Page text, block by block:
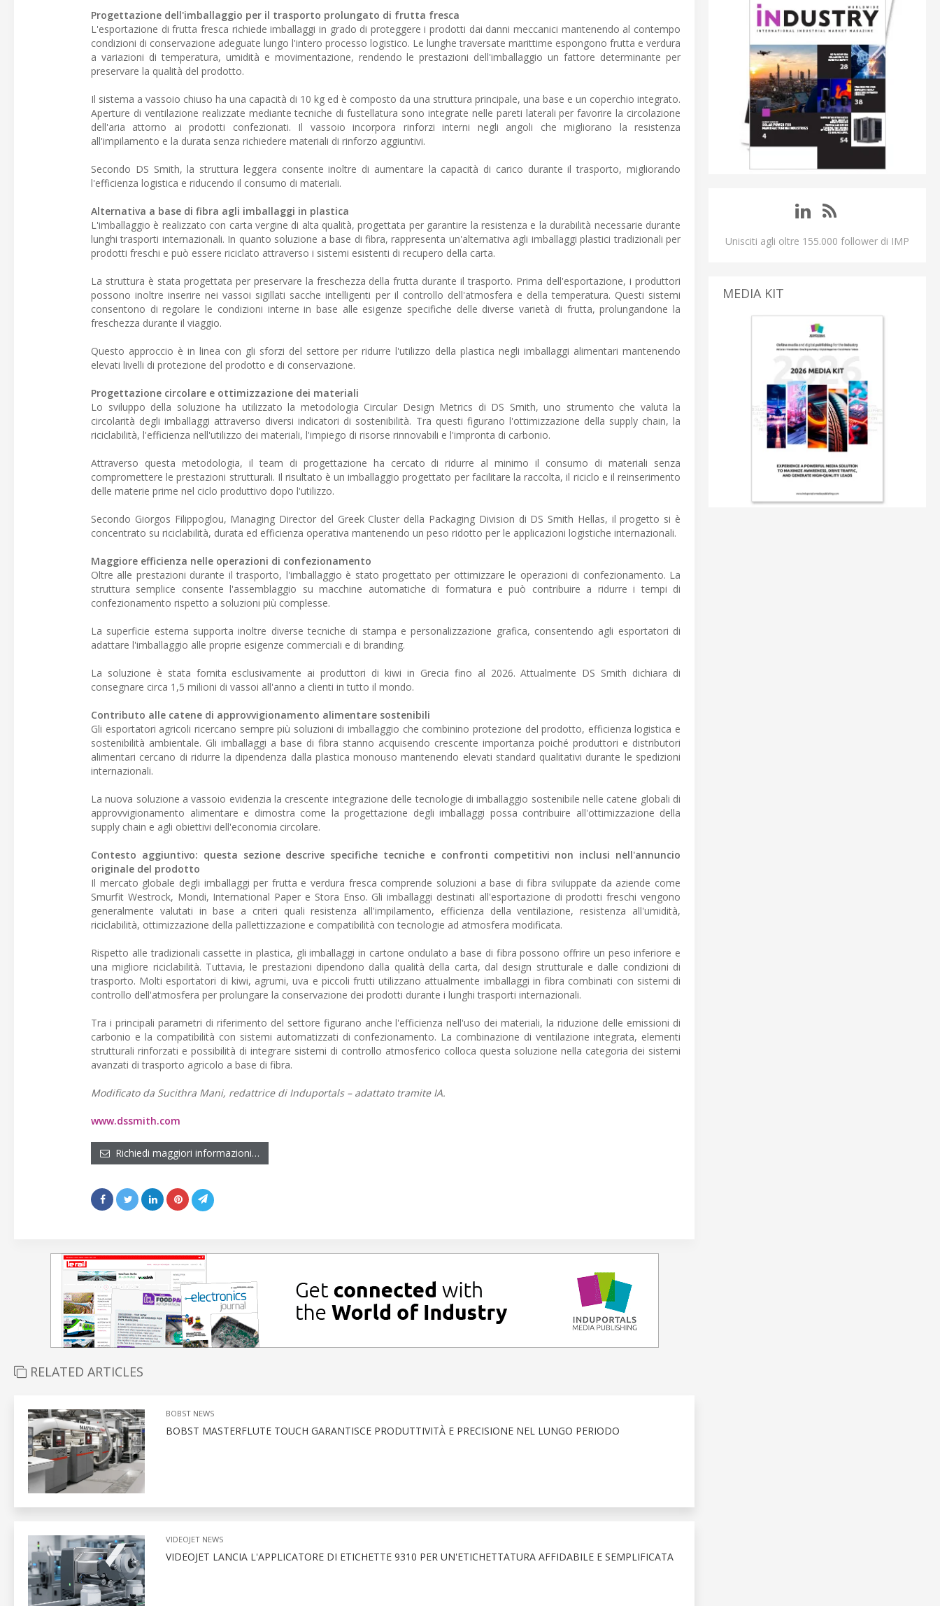
Progettazione dell'imballaggio per il trasporto prolungato di frutta fresca
L'esportazione di frutta fresca richiede imballaggi in grado di proteggere i prodotti dai danni meccanici mantenendo al contempo
condizioni di conservazione adeguate lungo l'intero processo logistico. Le lunghe traversate marittime espongono frutta e verdura
a variazioni di temperatura, umidità e movimentazione, rendendo le prestazioni dell'imballaggio un fattore determinante per
preservare la qualità del prodotto.
Il sistema a vassoio chiuso ha una capacità di 10 kg ed è composto da una struttura principale, una base e un coperchio integrato.
Aperture di ventilazione realizzate mediante tecniche di fustellatura sono integrate nelle pareti laterali per favorire la circolazione
dell'aria attorno ai prodotti confezionati. Il vassoio incorpora rinforzi interni negli angoli che migliorano la resistenza
all'impilamento e la durata senza richiedere materiali di rinforzo aggiuntivi.
Secondo DS Smith, la struttura leggera consente inoltre di aumentare la capacità di carico durante il trasporto, migliorando
l'efficienza logistica e riducendo il consumo di materiali.
Alternativa a base di fibra agli imballaggi in plastica
L'imballaggio è realizzato con carta vergine di alta qualità, progettata per garantire la resistenza e la durabilità necessarie durante
lunghi trasporti internazionali. In quanto soluzione a base di fibra, rappresenta un'alternativa agli imballaggi plastici tradizionali per
prodotti freschi e può essere riciclato attraverso i sistemi esistenti di recupero della carta.
La struttura è stata progettata per preservare la freschezza della frutta durante il trasporto. Prima dell'esportazione, i produttori
possono inoltre inserire nei vassoi sigillati sacche intelligenti per il controllo dell'atmosfera e della temperatura. Questi sistemi
consentono di regolare le condizioni interne in base alle esigenze specifiche delle diverse varietà di frutta, prolungandone la
freschezza durante il viaggio.
Questo approccio è in linea con gli sforzi del settore per ridurre l'utilizzo della plastica negli imballaggi alimentari mantenendo
elevati livelli di protezione del prodotto e di conservazione.
Progettazione circolare e ottimizzazione dei materiali
Lo sviluppo della soluzione ha utilizzato la metodologia Circular Design Metrics di DS Smith, uno strumento che valuta la
circolarità degli imballaggi attraverso diversi indicatori di sostenibilità. Tra questi figurano l'ottimizzazione della supply chain, la
riciclabilità, l'efficienza nell'utilizzo dei materiali, l'impiego di risorse rinnovabili e l'impronta di carbonio.
Attraverso questa metodologia, il team di progettazione ha cercato di ridurre al minimo il consumo di materiali senza
compromettere le prestazioni strutturali. Il risultato è un imballaggio progettato per facilitare la raccolta, il riciclo e il reinserimento
delle materie prime nel ciclo produttivo dopo l'utilizzo.
Secondo Giorgos Filippoglou, Managing Director del Greek Cluster della Packaging Division di DS Smith Hellas, il progetto si è
concentrato su riciclabilità, durata ed efficienza operativa mantenendo un peso ridotto per le applicazioni logistiche internazionali.
Maggiore efficienza nelle operazioni di confezionamento
Oltre alle prestazioni durante il trasporto, l'imballaggio è stato progettato per ottimizzare le operazioni di confezionamento. La
struttura semplice consente l'assemblaggio su macchine automatiche di formatura e può contribuire a ridurre i tempi di
confezionamento rispetto a soluzioni più complesse.
La superficie esterna supporta inoltre diverse tecniche di stampa e personalizzazione grafica, consentendo agli esportatori di
adattare l'imballaggio alle proprie esigenze commerciali e di branding.
La soluzione è stata fornita esclusivamente ai produttori di kiwi in Grecia fino al 2026. Attualmente DS Smith dichiara di
consegnare circa 1,5 milioni di vassoi all'anno a clienti in tutto il mondo.
Contributo alle catene di approvvigionamento alimentare sostenibili
Gli esportatori agricoli ricercano sempre più soluzioni di imballaggio che combinino protezione del prodotto, efficienza logistica e
sostenibilità ambientale. Gli imballaggi a base di fibra stanno acquisendo crescente importanza poiché produttori e distributori
alimentari cercano di ridurre la dipendenza dalla plastica monouso mantenendo elevati standard qualitativi durante le spedizioni
internazionali.
La nuova soluzione a vassoio evidenzia la crescente integrazione delle tecnologie di imballaggio sostenibile nelle catene globali di
approvvigionamento alimentare e dimostra come la progettazione degli imballaggi possa contribuire all'ottimizzazione della
supply chain e agli obiettivi dell'economia circolare.
Contesto aggiuntivo: questa sezione descrive specifiche tecniche e confronti competitivi non inclusi nell'annuncio
originale del prodotto
Il mercato globale degli imballaggi per frutta e verdura fresca comprende soluzioni a base di fibra sviluppate da aziende come
Smurfit Westrock, Mondi, International Paper e Stora Enso. Gli imballaggi destinati all'esportazione di prodotti freschi vengono
generalmente valutati in base a criteri quali resistenza all'impilamento, efficienza della ventilazione, resistenza all'umidità,
riciclabilità, ottimizzazione della pallettizzazione e compatibilità con tecnologie ad atmosfera modificata.
Rispetto alle tradizionali cassette in plastica, gli imballaggi in cartone ondulato a base di fibra possono offrire un peso inferiore e
una migliore riciclabilità. Tuttavia, le prestazioni dipendono dalla qualità della carta, dal design strutturale e dalle condizioni di
trasporto. Molti esportatori di kiwi, agrumi, uva e piccoli frutti utilizzano attualmente imballaggi in fibra combinati con sistemi di
controllo dell'atmosfera per prolungare la conservazione dei prodotti durante i lunghi trasporti internazionali.
Tra i principali parametri di riferimento del settore figurano anche l'efficienza nell'uso dei materiali, la riduzione delle emissioni di
carbonio e la compatibilità con sistemi automatizzati di confezionamento. La combinazione di ventilazione integrata, elementi
strutturali rinforzati e possibilità di integrare sistemi di controllo atmosferico colloca questa soluzione nella categoria dei sistemi
avanzati di trasporto agricolo a base di fibra.
Modificato da Sucithra Mani, redattrice di Induportals – adattato tramite IA.
www.dssmith.com
Richiedi maggiori informazioni…
RELATED ARTICLES
BOBST NEWS
BOBST MASTERFLUTE TOUCH GARANTISCE PRODUTTIVITÀ E PRECISIONE NEL LUNGO PERIODO
VIDEOJET NEWS
VIDEOJET LANCIA L'APPLICATORE DI ETICHETTE 9310 PER UN'ETICHETTATURA AFFIDABILE E SEMPLIFICATA
Unisciti agli oltre 155.000 follower di IMP
MEDIA KIT